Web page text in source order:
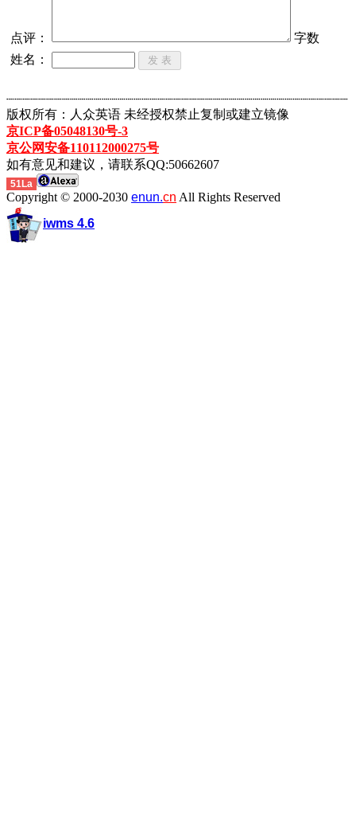
点评：
字数
姓名：
┈┈┈┈┈┈┈┈┈┈┈┈┈┈┈┈┈┈┈┈┈┈┈┈┈┈┈┈┈┈┈┈┈┈┈┈┈┈┈┈┈┈┈
版权所有：人众英语 未经授权禁止复制或建立镜像
京ICP备05048130号-3
京公网安备110112000275号
如有意见和建议，请联系QQ:50662607
51La
Copyright © 2000-2030 enun.cn All Rights Reserved
iwms 4.6